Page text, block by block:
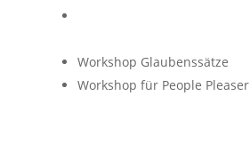
Workshop Glaubenssätze
Workshop für People Pleaser